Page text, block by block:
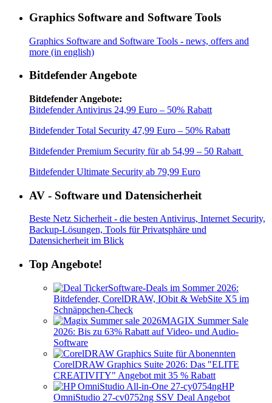
Graphics Software and Software Tools
Graphics Software and Software Tools - news, offers and
more (in english)
Bitdefender Angebote
Bitdefender Angebote:
Bitdefender Antivirus 24,99 Euro – 50% Rabatt
Bitdefender Total Security 47,99 Euro – 50% Rabatt
Bitdefender Premium Security für ab 54,99 – 50 Rabatt
Bitdefender Ultimate Security ab 79,99 Euro
AV - Software und Datensicherheit
Beste Netz Sicherheit - die besten Antivirus, Internet Security,
Backup-Lösungen, Tools für Privatsphäre und
Datensicherheit im Blick
Top Angebote!
Software-Deals im Sommer 2026:
Bitdefender, CorelDRAW, IObit & WebSite X5 im
Schnäppchen-Check
MAGIX Summer Sale
2026: Bis zu 63% Rabatt auf Video- und Audio-
Software
CorelDRAW Graphics Suite 2026: Das "ELITE
CREATIVITY" Angebot mit 35 % Rabatt
HP
OmniStudio 27-cv0752ng SSV Deal Angebot